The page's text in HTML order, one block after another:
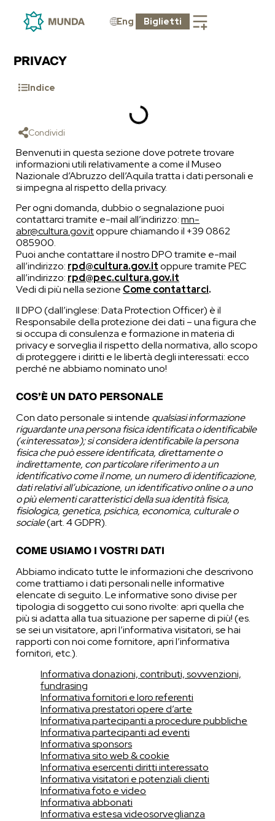
Eng Biglietti
PRIVACY
Condividi
Indice
Benvenuti in questa sezione dove potrete trovare
informazioni utili relativamente a come il Museo
Nazionale d’Abruzzo dell’Aquila tratta i dati personali e
si impegna al rispetto della privacy.
Per ogni domanda, dubbio o segnalazione puoi
contattarci tramite e-mail all’indirizzo:mn-
abr@cultura.gov.itoppure chiamando il +39 0862
085900.
Puoi anche contattare il nostro DPO tramite e-mail
all’indirizzo: rpd@cultura.gov.itoppure tramite PEC
all’indirizzo: rpd@pec.cultura.gov.it
Vedi di più nella sezione Come contattarci.
Il DPO (dall’inglese: Data Protection Officer) è il
Responsabile della protezione dei dati – una figura che
si occupa di consulenza e formazione in materia di
privacy e sorveglia il rispetto della normativa, allo scopo
di proteggere i diritti e le libertà degli interessati: ecco
perché ne abbiamo nominato uno!
COS’È UN DATO PERSONALE
Con dato personale si intende qualsiasi informazione
riguardante una persona fisica identificata o identificabile
(«interessato»); si considera identificabile la persona
fisica che può essere identificata, direttamente o
indirettamente, con particolare riferimento a un
identificativo come il nome, un numero di identificazione,
dati relativi all’ubicazione, un identificativo online o a uno
o più elementi caratteristici della sua identità fisica,
fisiologica, genetica, psichica, economica, culturale o
sociale(art. 4 GDPR).
COME USIAMO I VOSTRI DATI
Abbiamo indicato tutte le informazioni che descrivono
come trattiamo i dati personali nelle informative
elencate di seguito. Le informative sono divise per
tipologia di soggetto cui sono rivolte: apri quella che
più si adatta alla tua situazione per saperne di più! (es.
se sei un visitatore, apri l’informativa visitatori, se hai
rapporti con noi come fornitore, apri l’informativa
fornitori, etc.).
Informativa donazioni, contributi, sovvenzioni,
fundrasing
Informativa fornitori e loro referenti
Informativa prestatori opere d’arte
Informativa partecipanti a procedure pubbliche
Informativa partecipanti ad eventi
Informativa sponsors
Informativa sito web & cookie
Informativa esercenti diritti interessato
Informativa visitatori e potenziali clienti
Informativa foto e video
Informativa abbonati
Informativa estesa videosorveglianza